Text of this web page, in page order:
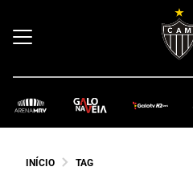
INÍCIO TAG